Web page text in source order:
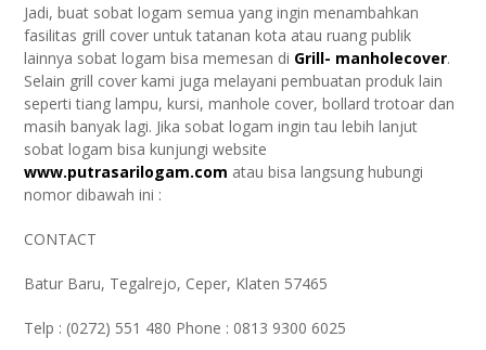
Jadi, buat sobat logam semua yang ingin menambahkan
fasilitas grill cover untuk tatanan kota atau ruang publik
lainnya sobat logam bisa memesan di Grill- manholecover.
Selain grill cover kami juga melayani pembuatan produk lain
seperti tiang lampu, kursi, manhole cover, bollard trotoar dan
masih banyak lagi. Jika sobat logam ingin tau lebih lanjut
sobat logam bisa kunjungi website
www.putrasarilogam.com atau bisa langsung hubungi
nomor dibawah ini :
CONTACT
Batur Baru, Tegalrejo, Ceper, Klaten 57465
Telp : (0272) 551 480 Phone : 0813 9300 6025